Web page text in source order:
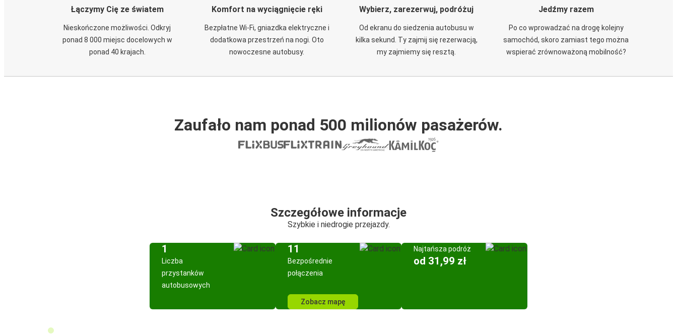
Łączymy Cię ze światem
Nieskończone możliwości. Odkryj
ponad 8 000 miejsc docelowych w
ponad 40 krajach.
Komfort na wyciągnięcie ręki
Bezpłatne Wi-Fi, gniazdka elektryczne i
dodatkowa przestrzeń na nogi. Oto
nowoczesne autobusy.
Wybierz, zarezerwuj, podróżuj
Od ekranu do siedzenia autobusu w
kilka sekund. Ty zajmij się rezerwacją,
my zajmiemy się resztą.
Jedźmy razem
Po co wprowadzać na drogę kolejny
samochód, skoro zamiast tego można
wspierać zrównoważoną mobilność?
Zaufało nam ponad 500 milionów pasażerów.
Szczegółowe informacje
Szybkie i niedrogie przejazdy.
1
Liczba
przystanków
autobusowych
11
Bezpośrednie
połączenia
Zobacz mapę
Najtańsza podróż
od 31,99 zł